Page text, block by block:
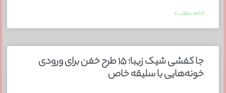
ادامه مطلب »
جا کفشی شیک زیبا؛ ۱۵ طرح خفن برای ورودی
خونه‌هایی با سلیقه خاص